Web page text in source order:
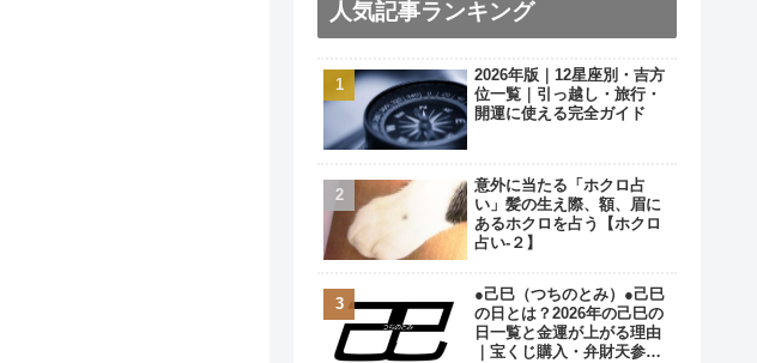
人気記事ランキング
2026年版｜12星座別・吉方
位一覧｜引っ越し・旅行・
開運に使える完全ガイド
意外に当たる「ホクロ占
い」髪の生え際、額、眉に
あるホクロを占う【ホクロ
占い‐２】
●己巳（つちのとみ）●己巳
の日とは？2026年の己巳の
日一覧と金運が上がる理由
｜宝くじ購入・弁財天参拝